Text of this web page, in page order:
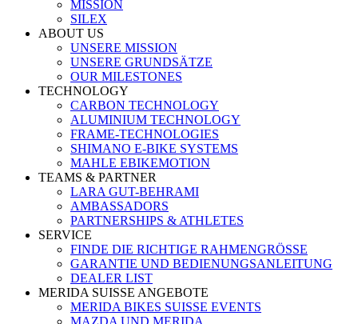
MISSION
SILEX
ABOUT US
UNSERE MISSION
UNSERE GRUNDSÄTZE
OUR MILESTONES
TECHNOLOGY
CARBON TECHNOLOGY
ALUMINIUM TECHNOLOGY
FRAME-TECHNOLOGIES
SHIMANO E-BIKE SYSTEMS
MAHLE EBIKEMOTION
TEAMS & PARTNER
LARA GUT-BEHRAMI
AMBASSADORS
PARTNERSHIPS & ATHLETES
SERVICE
FINDE DIE RICHTIGE RAHMENGRÖSSE
GARANTIE UND BEDIENUNGSANLEITUNG
DEALER LIST
MERIDA SUISSE ANGEBOTE
MERIDA BIKES SUISSE EVENTS
MAZDA UND MERIDA